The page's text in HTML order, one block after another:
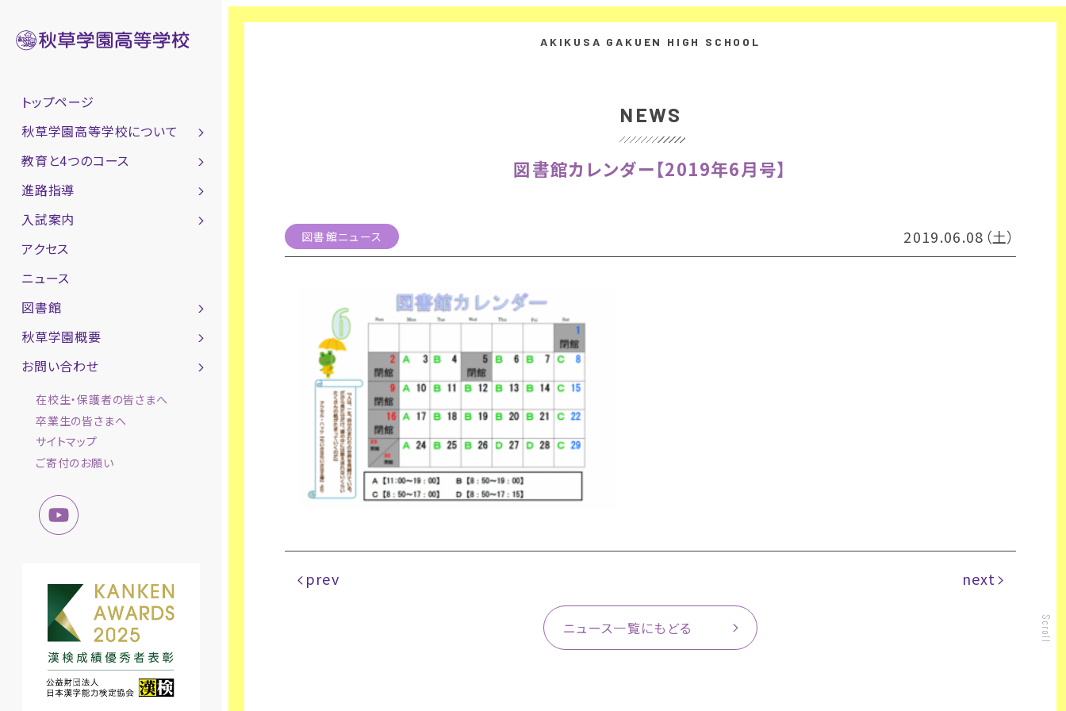
トップページ
秋草学園高等学校について
教育と4つのコース
進路指導
入試案内
アクセス
ニュース
図書館
秋草学園概要
お問い合わせ
在校生・保護者の皆さまへ
卒業生の皆さまへ
サイトマップ
ご寄付のお願い
NEWS
図書館カレンダー【2019年6月号】
図書館ニュース 2019.06.08（土）
prev next
ニュース一覧にもどる Scroll